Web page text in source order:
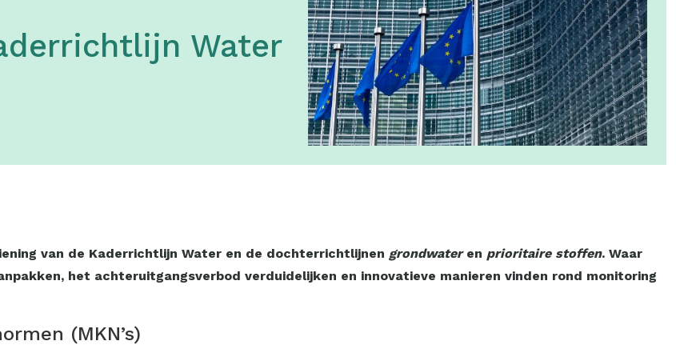
Water
van de Kaderrichtlijn Water en de dochterrichtlijnen grondwater en prioritaire stoffen. Waar
het achteruitgangsverbod verduidelijken en innovatieve manieren vinden rond monitoring
(MKN’s)